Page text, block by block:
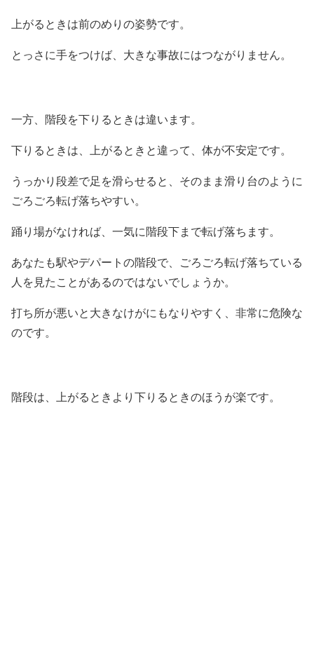
上がるときは前のめりの姿勢です。
とっさに手をつけば、大きな事故にはつながりません。
一方、階段を下りるときは違います。
下りるときは、上がるときと違って、体が不安定です。
うっかり段差で足を滑らせると、そのまま滑り台のように
ごろごろ転げ落ちやすい。
踊り場がなければ、一気に階段下まで転げ落ちます。
あなたも駅やデパートの階段で、ごろごろ転げ落ちている
人を見たことがあるのではないでしょうか。
打ち所が悪いと大きなけがにもなりやすく、非常に危険な
のです。
階段は、上がるときより下りるときのほうが楽です。